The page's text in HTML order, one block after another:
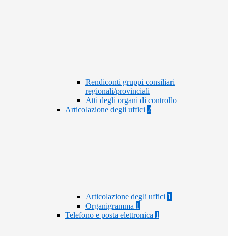
Rendiconti gruppi consiliari
regionali/provinciali
Atti degli organi di controllo
Articolazione degli uffici 2
Articolazione degli uffici 1
Organigramma 1
Telefono e posta elettronica 1